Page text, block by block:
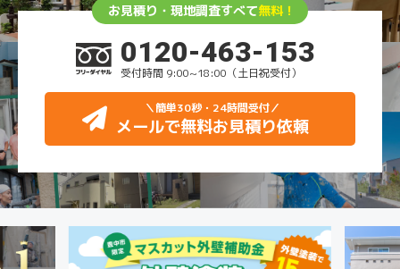
お見積り・現地調査すべて無料！
0120-463-153
受付時間 9:00~18:00（土日祝受付）
＼簡単30秒・24時間受付／
メールで無料お見積り依頼